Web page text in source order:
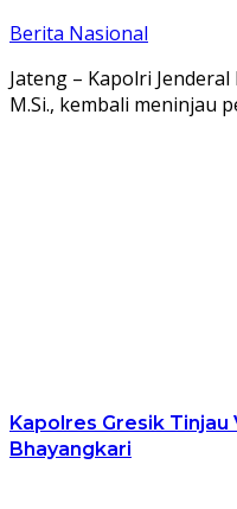
Berita Nasional
Jateng – Kapolri
M.Si., kembali meninjau
Kapolres Gresik Tinjau
Bhayangkari